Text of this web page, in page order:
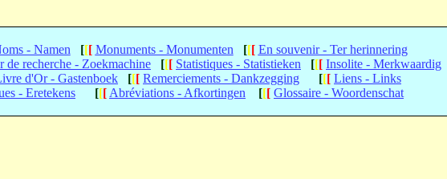
- Namen [[[ Monuments - Monumenten [[[ En souvenir - Ter herinnering
de recherche - Zoekmachine [[[ Statistiques - Statistieken [[[ Insolite - Merkwaardig
d'Or - Gastenboek [[[ Remerciements - Dankzegging [[[ Liens - Links
- Eretekens [[[ Abréviations - Afkortingen [[[ Glossaire - Woordenschat